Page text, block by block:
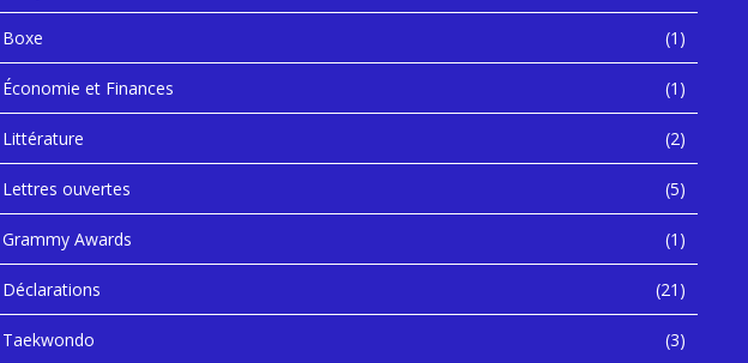
Boxe (1)
Économie et Finances (1)
Littérature (2)
Lettres ouvertes (5)
Grammy Awards (1)
Déclarations (21)
Taekwondo (3)